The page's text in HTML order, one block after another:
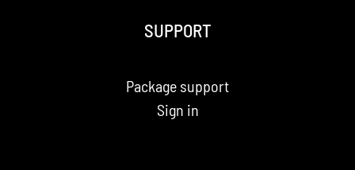
SUPPORT
Package support
Sign in